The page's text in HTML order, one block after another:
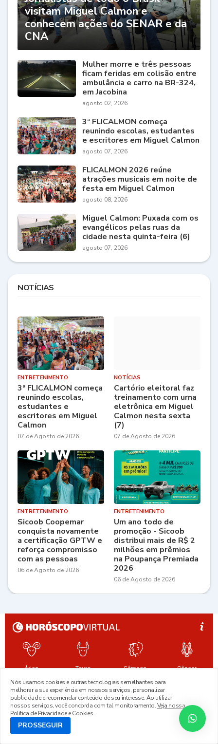
visitam Miguel Calmon e
conhecem ações do SENAR e da
CNA
Mulher morre e três pessoas
ficam feridas em colisão entre
ambulância e carro na BR-324,
em Jacobina
agosto 02, 2026
3ª FLICALMON começa
reunindo escolas, estudantes
e escritores em Miguel Calmon
agosto 07, 2026
FLICALMON 2026 reúne
atrações musicais em noite de
festa em Miguel Calmon
agosto 08, 2026
Miguel Calmon: Puxada com os
evangélicos pelas ruas da
cidade nesta quinta-feira (6)
agosto 07, 2026
NOTÍCIAS
ENTRETENIMENTO
3ª FLICALMON começa
reunindo escolas,
estudantes e
escritores em Miguel
Calmon
07 de Agosto de 2026
NOTÍCIAS
Cartório eleitoral faz
treinamento com urna
eletrônica em Miguel
Calmon nesta sexta
(7)
07 de Agosto de 2026
ENTRETENIMENTO
Sicoob Coopemar
conquista novamente
a certificação GPTW e
reforça compromisso
com as pessoas
06 de Agosto de 2026
ENTRETENIMENTO
Um ano todo de
promoção - Sicoob
distribui mais de R$ 2
milhões em prêmios
na Poupança Premiada
2026
06 de Agosto de 2026
Nós usamos cookies e outras tecnologias semelhantes para
melhorar a sua experiência em nossos serviços, personalizar
publicidade e recomendar conteúdo de seu interesse. Ao utilizar
nossos serviços, você concorda com tal monitoramento.Veja nossa
Política de Privacidade e Cookies.
PROSSEGUIR